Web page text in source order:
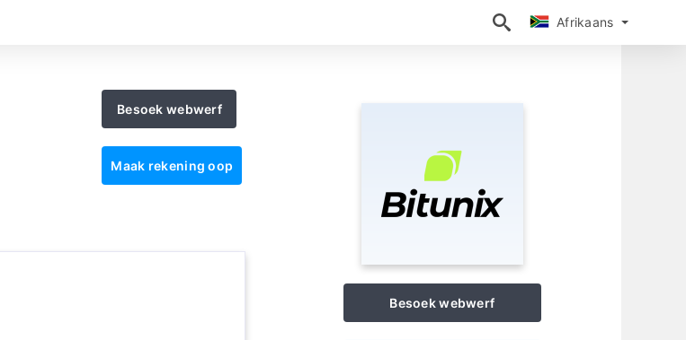
Afrikaans
Afrikaans
Besoek webwerf
Maak rekening oop
Besoek webwerf